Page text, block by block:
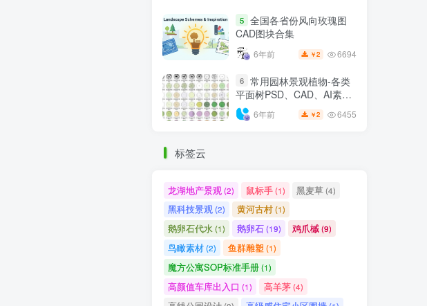
5 全国各省份风向玫瑰图
CAD图块合集
6年前 ￥2 6694
6 常用园林景观植物-各类
平面树PSD、CAD、AI素材
线稿
6年前 ￥2 6455
标签云
龙湖地产景观 (2) 鼠标手(1) 黑麦草(4)
黑科技景观(2) 黄河古村(1)
鹅卵石代水(1) 鹅卵石(19) 鸡爪槭(9)
鸟瞰素材(2) 鱼群雕塑 (1)
魔方公寓SOP标准手册(1)
高颜值车库出入口 (1) 高羊茅(4)